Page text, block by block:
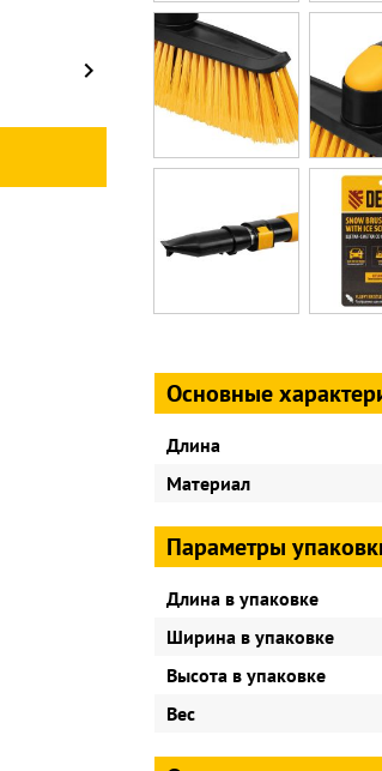
Основные
Длина
Материал
Параметры
Длина в упаковке
Ширина в упаковке
Высота в упаковке
Вес